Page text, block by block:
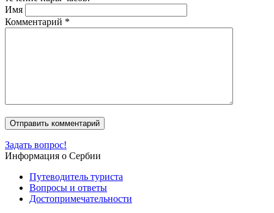
Имя
Комментарий *
Задать вопрос!
Информация о Сербии
Путеводитель туриста
Вопросы и ответы
Достопримечательности